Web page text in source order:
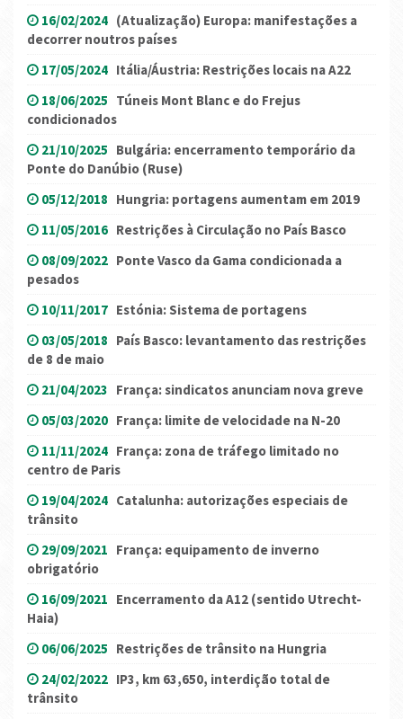
16/02/2024 (Atualização) Europa: manifestações a
decorrer noutros países
17/05/2024 Itália/Áustria: Restrições locais na A22
18/06/2025 Túneis Mont Blanc e do Frejus
condicionados
21/10/2025 Bulgária: encerramento temporário da
Ponte do Danúbio (Ruse)
05/12/2018 Hungria: portagens aumentam em 2019
11/05/2016 Restrições à Circulação no País Basco
08/09/2022 Ponte Vasco da Gama condicionada a
pesados
10/11/2017 Estónia: Sistema de portagens
03/05/2018 País Basco: levantamento das restrições
de 8 de maio
21/04/2023 França: sindicatos anunciam nova greve
05/03/2020 França: limite de velocidade na N-20
11/11/2024 França: zona de tráfego limitado no
centro de Paris
19/04/2024 Catalunha: autorizações especiais de
trânsito
29/09/2021 França: equipamento de inverno
obrigatório
16/09/2021 Encerramento da A12 (sentido Utrecht-
Haia)
06/06/2025 Restrições de trânsito na Hungria
24/02/2022 IP3, km 63,650, interdição total de
trânsito